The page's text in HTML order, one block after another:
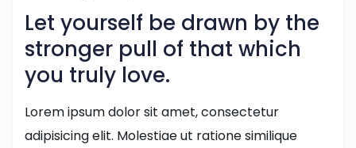
Let yourself be drawn by the
stronger pull of that which
you truly love.
Lorem ipsum dolor sit amet, consectetur
adipisicing elit. Molestiae ut ratione similique